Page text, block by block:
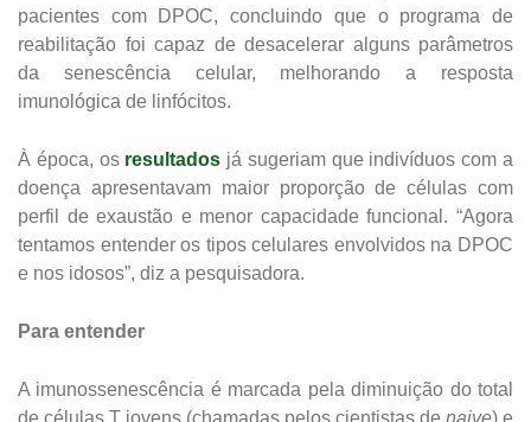
pacientes com DPOC, concluindo que o programa de
reabilitação foi capaz de desacelerar alguns parâmetros
da senescência celular, melhorando a resposta
imunológica de linfócitos.
À época, os resultados já sugeriam que indivíduos com a
doença apresentavam maior proporção de células com
perfil de exaustão e menor capacidade funcional. “Agora
tentamos entender os tipos celulares envolvidos na DPOC
e nos idosos”, diz a pesquisadora.
Para entender
A imunossenescência é marcada pela diminuição do total